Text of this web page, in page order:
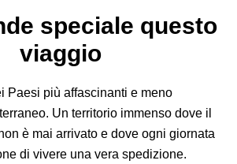
speciale questo
viaggio
Paesi più affascinanti e meno
Un territorio immenso dove il
è mai arrivato e dove ogni giornata
di vivere una vera spedizione.